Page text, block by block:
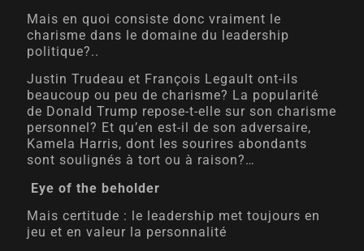
Mais en quoi consiste donc vraiment le
charisme dans le domaine du leadership
politique?..
Justin Trudeau et François Legault ont-ils
beaucoup ou peu de charisme? La popularité
de Donald Trump repose-t-elle sur son charisme
personnel? Et qu’en est-il de son adversaire,
Kamela Harris, dont les sourires abondants
sont soulignés à tort ou à raison?…
Eye of the beholder
Mais certitude : le leadership met toujours en
jeu et en valeur la personnalité